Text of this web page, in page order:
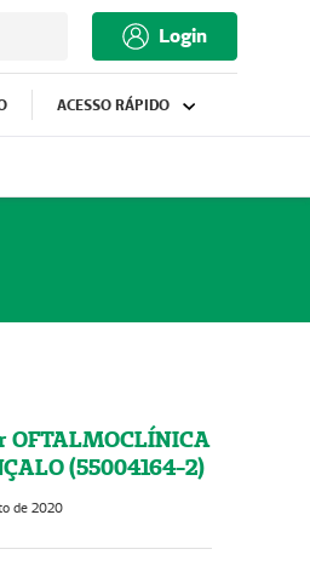
Login
ACESSO RÁPIDO
OFTALMOCLÍNICA
(55004164-2)
de 2020